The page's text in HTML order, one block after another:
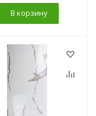
В корзину